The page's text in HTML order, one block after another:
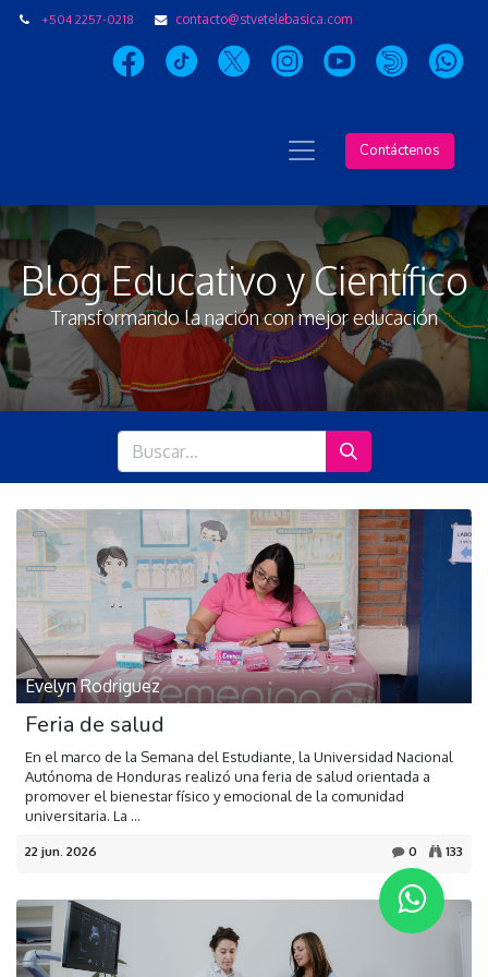
+504 2257-0218 contacto@stvetelebasica.com
Contáctenos
Blog Educativo y Científico
Transformando la nación con mejor educación
Evelyn Rodriguez
Feria de salud
En el marco de la Semana del Estudiante, la Universidad Nacional
Autónoma de Honduras realizó una feria de salud orientada a
promover el bienestar físico y emocional de la comunidad
universitaria. La ...
22 jun. 2026 0 133